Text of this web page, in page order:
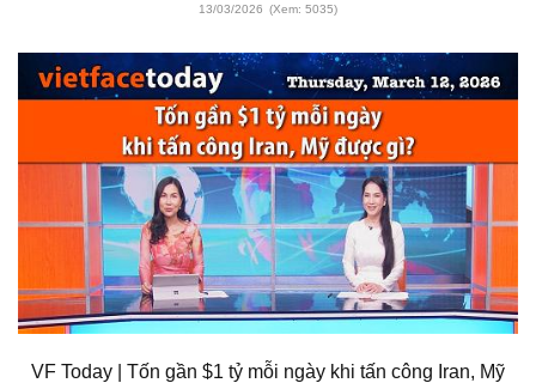
13/03/2026 (Xem: 5035)
VF Today | Tốn gần $1 tỷ mỗi ngày khi tấn công Iran, Mỹ